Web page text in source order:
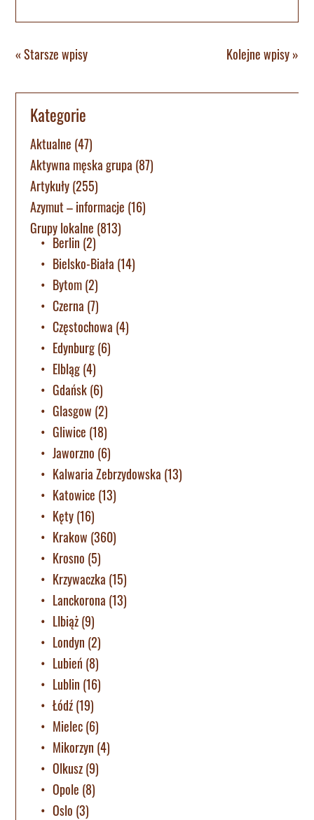
« Starsze wpisy Kolejne wpisy »
Kategorie
Aktualne (47)
Aktywna męska grupa (87)
Artykuły(255)
Azymut – informacje (16)
Grupy lokalne (813)
Berlin (2)
Bielsko-Biała (14)
Bytom(2)
Czerna (7)
Częstochowa (4)
Edynburg(6)
Elbląg(4)
Gdańsk(6)
Glasgow (2)
Gliwice (18)
Jaworzno (6)
Kalwaria Zebrzydowska (13)
Katowice (13)
Kęty(16)
Krakow (360)
Krosno (5)
Krzywaczka (15)
Lanckorona (13)
LIbiąż(9)
Londyn (2)
Lubień (8)
Lublin (16)
Łódź(19)
Mielec(6)
Mikorzyn (4)
Olkusz(9)
Opole (8)
Oslo (3)